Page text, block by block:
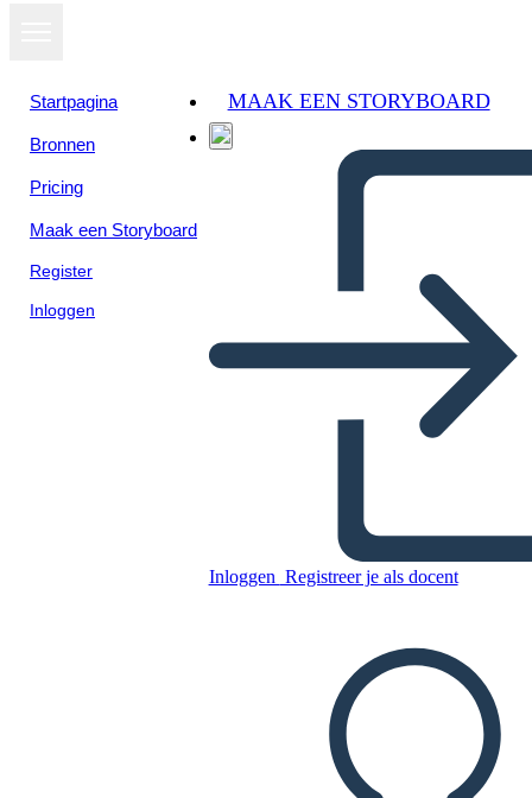
Startpagina
Bronnen
Pricing
Maak een Storyboard
Register
Inloggen
MAAK EEN STORYBOARD
Inloggen Registreer je als docent
Chichen-Itza Answer Key
MAAK EEN STORYBOARD
DIAVOORSTELLING AFSPELEN
LEES MIJ VOOR